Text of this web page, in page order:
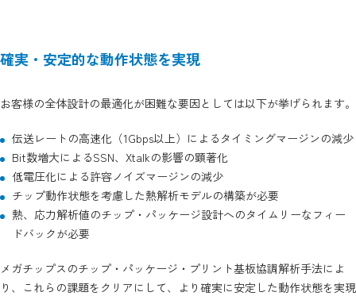
確実・安定的な動作状態を実現
お客様の全体設計の最適化が困難な要因としては以下が挙げられます。
伝送レートの高速化（1Gbps以上）によるタイミングマージンの減少
Bit数増大によるSSN、Xtalkの影響の顕著化
低電圧化による許容ノイズマージンの減少
チップ動作状態を考慮した熱解析モデルの構築が必要
熱、応力解析値のチップ・パッケージ設計へのタイムリーなフィー
ドバックが必要
メガチップスのチップ・パッケージ・プリント基板協調解析手法によ
り、これらの課題をクリアにして、より確実に安定した動作状態を実現